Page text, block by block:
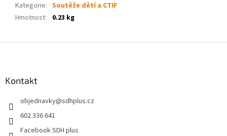
Kategorie: Soutěže dětí a CTIF
Hmotnost: 0.23 kg
Kontakt
objednavky@sdhplus.cz
602 336 641
Facebook SDH plus